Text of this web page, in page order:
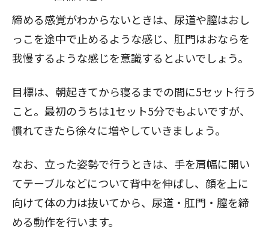
締める感覚がわからないときは、尿道や膣はおし
っこを途中で止めるような感じ、肛門はおならを
我慢するような感じを意識するとよいでしょう。
目標は、朝起きてから寝るまでの間に5セット行う
こと。最初のうちは1セット5分でもよいですが、
慣れてきたら徐々に増やしていきましょう。
なお、立った姿勢で行うときは、手を肩幅に開い
てテーブルなどについて背中を伸ばし、顔を上に
向けて体の力は抜いてから、尿道・肛門・膣を締
める動作を行います。